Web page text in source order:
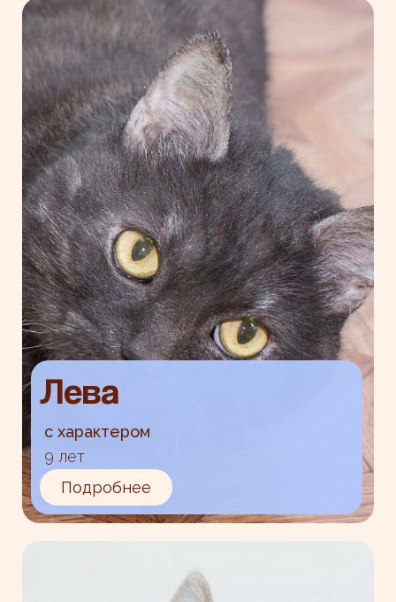
Лева
с характером
9 лет
Подробнее